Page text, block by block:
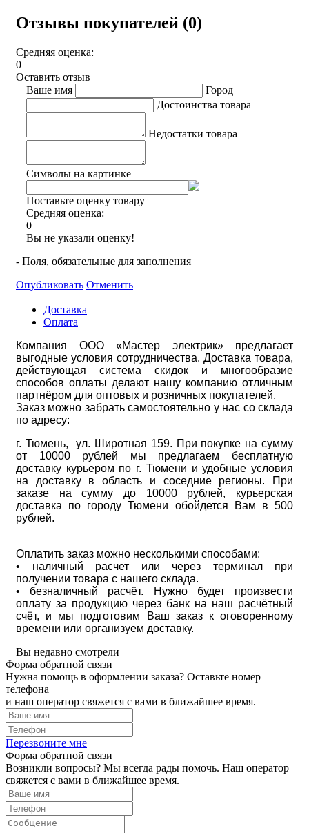
Отзывы покупателей (0)
Средняя оценка:
0
Оставить отзыв
Ваше имя
Город
Достоинства товара
Недостатки товара
Символы на картинке
Поставьте оценку товару
Средняя оценка:
0
Вы не указали оценку!
- Поля, обязательные для заполнения
Опубликовать Отменить
Доставка
Оплата
Компания ООО «Мастер электрик» предлагает
выгодные условия сотрудничества. Доставка товара,
действующая система скидок и многообразие
способов оплаты делают нашу компанию отличным
партнёром для оптовых и розничных покупателей.
Заказ можно забрать самостоятельно у нас со склада
по адресу:
г. Тюмень, ул. Широтная 159. При покупке на сумму
от 10000 рублей мы предлагаем бесплатную
доставку курьером по г. Тюмени и удобные условия
на доставку в область и соседние регионы. При
заказе на сумму до 10000 рублей, курьерская
доставка по городу Тюмени обойдется Вам в 500
рублей.
Оплатить заказ можно несколькими способами:
• наличный расчет или через терминал при
получении товара с нашего склада.
• безналичный расчёт. Нужно будет произвести
оплату за продукцию через банк на наш расчётный
счёт, и мы подготовим Ваш заказ к оговоренному
времени или организуем доставку.
Вы недавно смотрели
Форма обратной связи
Нужна помощь в оформлении заказа? Оставьте номер
телефона
и наш оператор свяжется с вами в ближайшее время.
Перезвоните мне
Форма обратной связи
Возникли вопросы? Мы всегда рады помочь. Наш оператор
свяжется с вами в ближайшее время.